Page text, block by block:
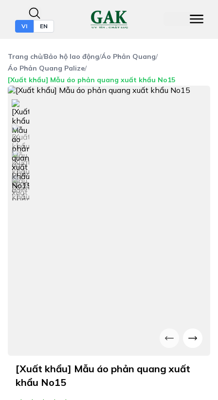
VI EN
Trang chủ/Bảo hộ lao động/Áo Phản Quang/
Áo Phản Quang Palize/
[Xuất khẩu] Mẫu áo phản quang xuất khẩu No15
+1
[Xuất khẩu] Mẫu áo phản quang xuất
khẩu No15